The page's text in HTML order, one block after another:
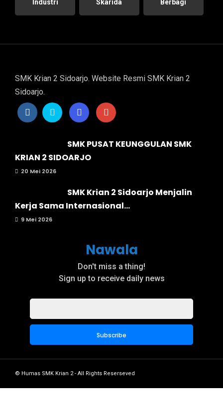
Industri
Skarida
Berbagi
SMK Krian 2 Sidoarjo. Website Resmi SMK Krian 2
Sidoarjo.
SMK PUSAT KEUNGGULAN SMK
KRIAN 2 SIDOARJO
20 Mei 2026
SMK Krian 2 Sidoarjo Menjalin
Kerja Sama Internasional...
9 Mei 2026
Nawala
Don't miss a thing!
Sign up to receive daily news
© Humas SMK Krian 2 - All Rights Reserseved